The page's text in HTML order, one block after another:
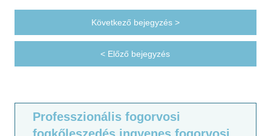
Következő bejegyzés >
< Előző bejegyzés
Professzionális fogorvosi